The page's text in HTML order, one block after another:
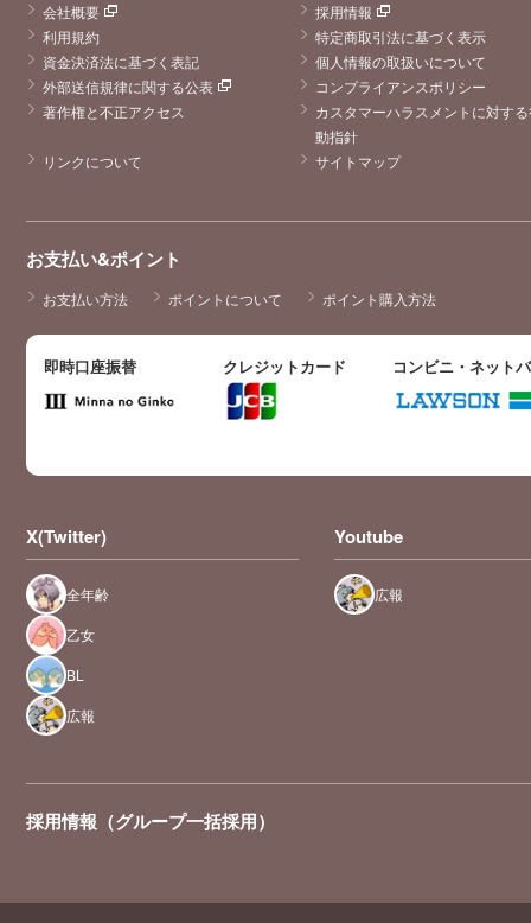
会社概要
採用情報
利用規約
特定商取引法に基づく表示
資金決済法に基づく表記
個人情報の取扱いについて
外部送信規律に関する公表
コンプライアンスポリシー
著作権と不正アクセス
カスタマーハラスメントに対す
動指針
リンクについて
サイトマップ
お支払い&ポイント
お支払い方法 ポイントについて ポイント購入方法
即時口座振替 クレジットカード コンビニ・ネット
X(Twitter)
全年齢
乙女
BL
広報
Youtube
広報
採用情報（グループ一括採用）